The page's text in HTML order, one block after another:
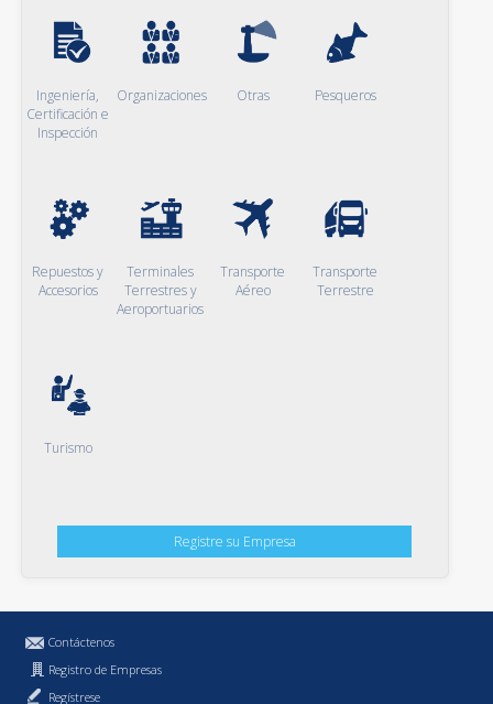
Ingeniería,
Certificación e
Inspección
Organizaciones Otras Pesqueros
Repuestos y
Accesorios
Terminales
Terrestres y
Aeroportuarios
Transporte
Aéreo
Transporte
Terrestre
Turismo
Registre su Empresa
Contáctenos
Registro de Empresas
Regístrese